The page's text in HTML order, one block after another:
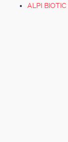
ALPI BIOTIC